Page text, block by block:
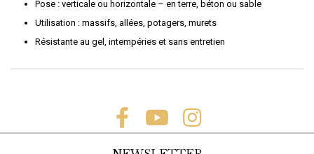
Pose : verticale ou horizontale – en terre, béton ou sable
Utilisation : massifs, allées, potagers, murets
Résistante au gel, intempéries et sans entretien